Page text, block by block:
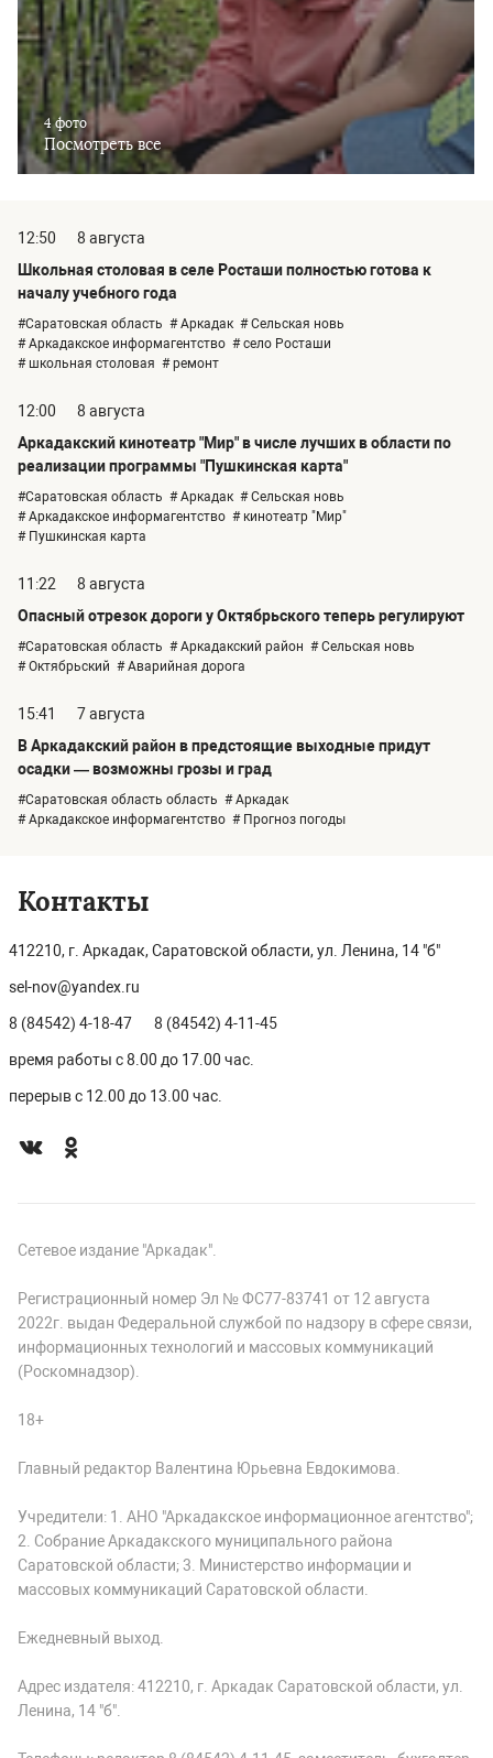
4 фото
Посмотреть все
12:50
8 августа
Школьная столовая в селе Росташи полностью готова к
началу учебного года
#Саратовская область # Аркадак # Сельская новь
# Аркадакское информагентство # село Росташи
# школьная столовая # ремонт
12:00
8 августа
Аркадакский кинотеатр "Мир" в числе лучших в области по
реализации программы "Пушкинская карта"
#Саратовская область # Аркадак # Сельская новь
# Аркадакское информагентство # кинотеатр "Мир"
# Пушкинская карта
11:22
8 августа
Опасный отрезок дороги у Октябрьского теперь регулируют
#Саратовская область # Аркадакский район # Сельская новь
# Октябрьский # Аварийная дорога
15:41
7 августа
В Аркадакский район в предстоящие выходные придут
осадки — возможны грозы и град
#Саратовская область область # Аркадак
# Аркадакское информагентство # Прогноз погоды
Контакты
412210, г. Аркадак, Саратовской области, ул. Ленина, 14 "б"
sel-nov@yandex.ru
8 (84542) 4-18-47 8 (84542) 4-11-45
время работы с 8.00 до 17.00 час.
перерыв с 12.00 до 13.00 час.
Сетевое издание "Аркадак".
Регистрационный номер Эл № ФС77-83741 от 12 августа
2022г. выдан Федеральной службой по надзору в сфере связи,
информационных технологий и массовых коммуникаций
(Роскомнадзор).
18+
Главный редактор Валентина Юрьевна Евдокимова.
Учредители: 1. АНО "Аркадакское информационное агентство";
2. Собрание Аркадакского муниципального района
Саратовской области; 3. Министерство информации и
массовых коммуникаций Саратовской области.
Ежедневный выход.
Адрес издателя: 412210, г. Аркадак Саратовской области, ул.
Ленина, 14 "б".